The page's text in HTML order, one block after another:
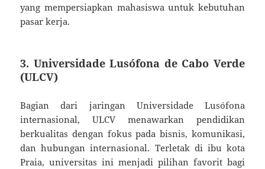
yang mempersiapkan mahasiswa untuk kebutuhan
pasar kerja.
3. Universidade Lusófona de Cabo Verde
(ULCV)
Bagian dari jaringan Universidade Lusófona
internasional, ULCV menawarkan pendidikan
berkualitas dengan fokus pada bisnis, komunikasi,
dan hubungan internasional. Terletak di ibu kota
Praia, universitas ini menjadi pilihan favorit bagi